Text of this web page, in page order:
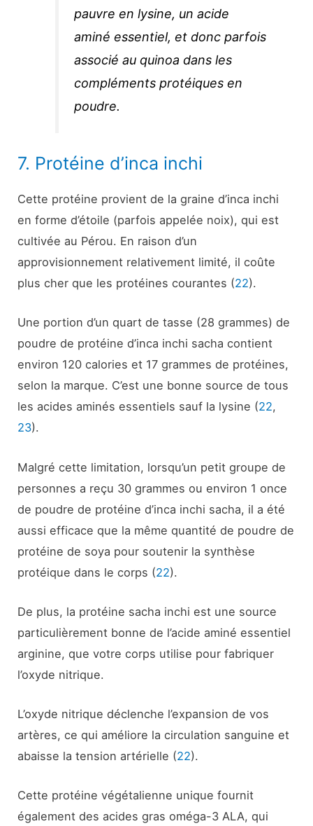
pauvre en lysine, un acide
aminé essentiel, et donc parfois
associé au quinoa dans les
compléments protéiques en
poudre.
7. Protéine d’inca inchi
Cette protéine provient de la graine d’inca inchi
en forme d’étoile (parfois appelée noix), qui est
cultivée au Pérou. En raison d’un
approvisionnement relativement limité, il coûte
plus cher que les protéines courantes (22).
Une portion d’un quart de tasse (28 grammes) de
poudre de protéine d’inca inchi sacha contient
environ 120 calories et 17 grammes de protéines,
selon la marque. C’est une bonne source de tous
les acides aminés essentiels sauf la lysine (22,
23).
Malgré cette limitation, lorsqu’un petit groupe de
personnes a reçu 30 grammes ou environ 1 once
de poudre de protéine d’inca inchi sacha, il a été
aussi efficace que la même quantité de poudre de
protéine de soya pour soutenir la synthèse
protéique dans le corps (22).
De plus, la protéine sacha inchi est une source
particulièrement bonne de l’acide aminé essentiel
arginine, que votre corps utilise pour fabriquer
l’oxyde nitrique.
L’oxyde nitrique déclenche l’expansion de vos
artères, ce qui améliore la circulation sanguine et
abaisse la tension artérielle (22).
Cette protéine végétalienne unique fournit
également des acides gras oméga-3 ALA, qui